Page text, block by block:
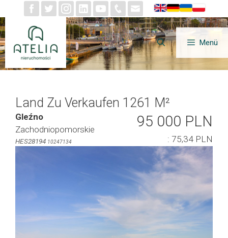
Inhalt
springen
Menü
Land Zu Verkaufen 1261 M²
Gleźno
Zachodniopomorskie
HES28194 10247134
95 000 PLN
: 75,34 PLN